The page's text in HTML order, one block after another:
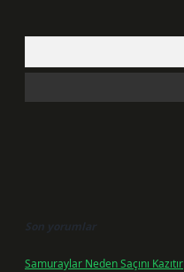
Son yorumlar
Samuraylar Neden Saçını Kazıtır